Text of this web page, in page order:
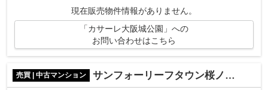
現在販売物件情報がありません。
「カサーレ大阪城公園」への
お問い合わせはこちら
売買 | 中古マンション サンフォーリーフタウン桜ノ宮サンメゾンコート